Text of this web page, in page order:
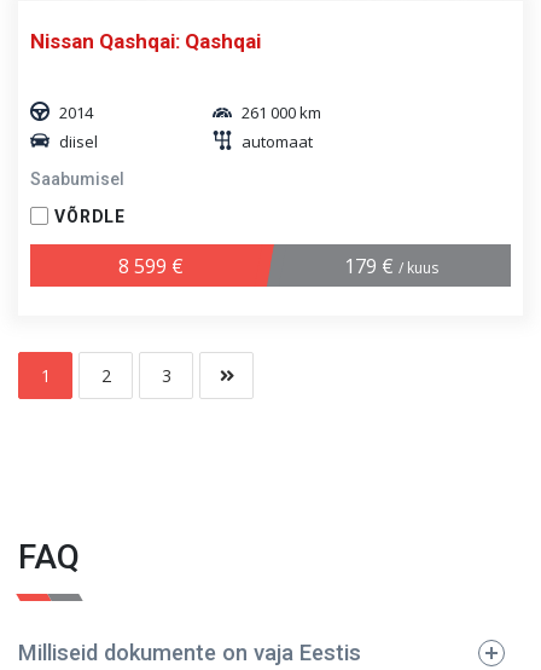
Nissan Qashqai: Qashqai
2014
261 000 km
diisel
automaat
Saabumisel
VÕRDLE
8 599 € 179 € / kuus
1 2 3
FAQ
Milliseid dokumente on vaja Eestis